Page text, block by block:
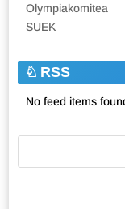
Olympiakomitea
SUEK
RSS
No feed items